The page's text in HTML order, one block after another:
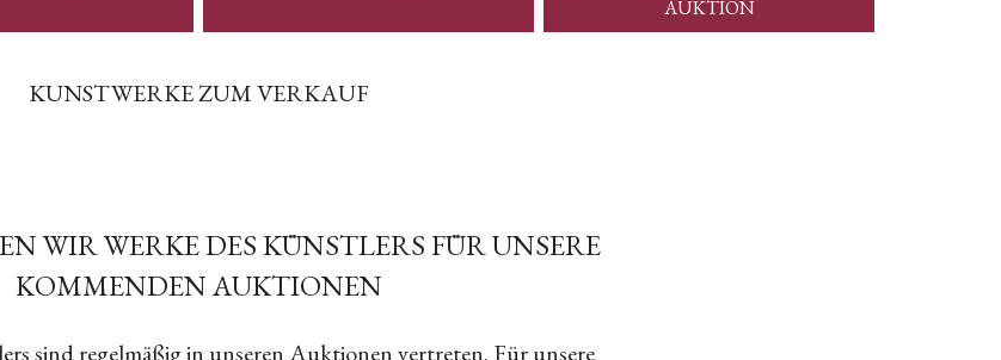
AUKTION
KUNSTWERKE ZUM VERKAUF
WIR WERKE DES KÜNSTLERS FÜR UNSERE
KOMMENDEN AUKTIONEN
sind regelmäßig in unseren Auktionen vertreten. Für unsere